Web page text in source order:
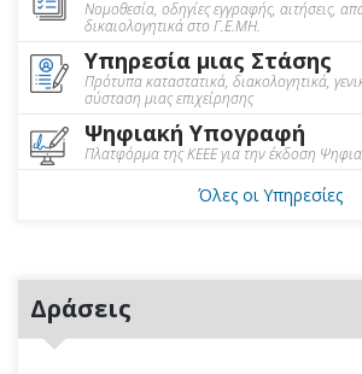
Νομοθεσία, οδηγίες εγγραφής, αιτήσεις,
δικαιολογητικά στο Γ.Ε.ΜΗ.
Υπηρεσία μιας Στάσης
Πρότυπα καταστατικά, διακολογητικά,
σύσταση μιας επιχείρησης
Ψηφιακή Υπογραφή
Πλατφόρμα της ΚΕΕΕ για την έκδοση
Όλες οι Υπηρεσίες
Δράσεις